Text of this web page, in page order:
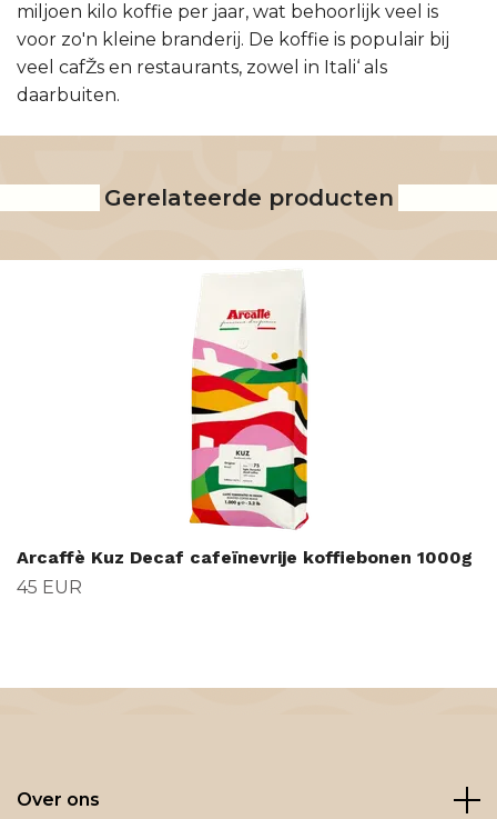
miljoen kilo koffie per jaar, wat behoorlijk veel is
voor zo'n kleine branderij. De koffie is populair bij
veel cafŽs en restaurants, zowel in Itali‘ als
daarbuiten.
Gerelateerde producten
Arcaffè Kuz Decaf cafeïnevrije koffiebonen 1000g
45 EUR
Over ons